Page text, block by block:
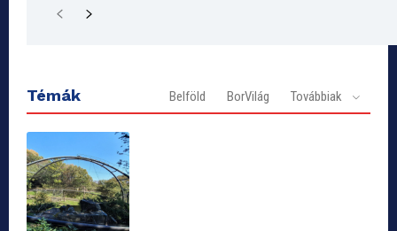
Témák Belföld BorVilág Továbbiak